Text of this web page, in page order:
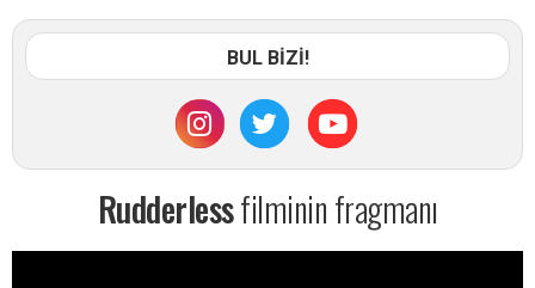
BUL BİZİ!
Rudderlessfilminin fragmanı